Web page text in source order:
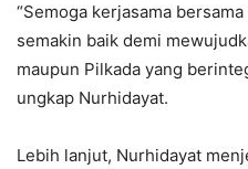
“Semoga kerjasama
semakin baik demi
maupun Pilkada yang
ungkap Nurhidayat.
Lebih lanjut, Nurhidayat